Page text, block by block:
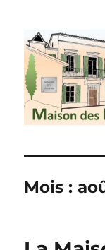
Mois :